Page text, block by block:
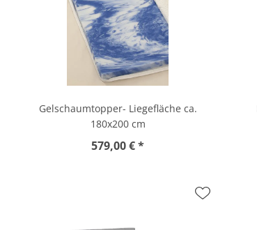
Gelschaumtopper- Liegefläche ca.
180x200 cm
579,00 € *